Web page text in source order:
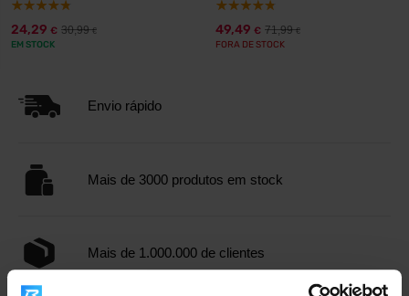
24,29 € 30,99€
EM STOCK
49,49 € 71,99€
FORA DE STOCK
Envio rápido
Mais de 3000 produtos em stock
Mais de 1.000.000 de clientes